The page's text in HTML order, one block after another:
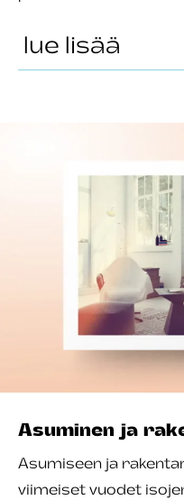
lue lisää
Asuminen ja
Asumiseen ja
viimeiset vuodet